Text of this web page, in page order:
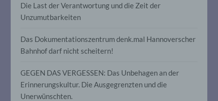
Die Last der Verantwortung und die Zeit der
Unzumutbarkeiten
Das Dokumentationszentrum denk.mal Hannoverscher
Bahnhof darf nicht scheitern!
GEGEN DAS VERGESSEN: Das Unbehagen an der
Erinnerungskultur. Die Ausgegrenzten und die
Unerwünschten.
Aufenthaltsort oder Ortswechsel dieser
natürlichen Person zu analysieren oder
f) Pseudonymisierung
Pseudonymisierung ist die Verarbeitung
personenbezogener Daten in einer Weise,
auf welche die personenbezogenen Daten